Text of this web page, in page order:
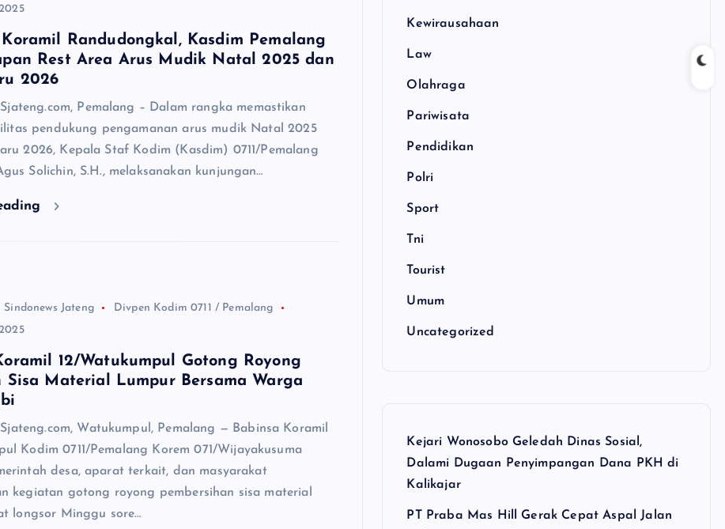
Randudongkal, Kasdim Pemalang
Rest Area Arus Mudik Natal 2025 dan
2026
Pemalang – Dalam rangka memastikan
pendukung pengamanan arus mudik Natal 2025
2026, Kepala Staf Kodim (Kasdim) 0711/Pemalang
Solichin, S.H., melaksanakan kunjungan…
Sindonews Jateng
Divpen Kodim 0711 / Pemalang
12/Watukumpul Gotong Royong
Sisa Material Lumpur Bersama Warga
Watukumpul, Pemalang — Babinsa Koramil
Kodim 0711/Pemalang Korem 071/Wijayakusuma
desa, aparat terkait, dan masyarakat
kegiatan gotong royong pembersihan sisa material
longsor Minggu sore…
Kewirausahaan
Law
Olahraga
Pariwisata
Pendidikan
Polri
Sport
Tni
Tourist
Umum
Uncategorized
Kejari Wonosobo Geledah Dinas Sosial,
Dalami Dugaan Penyimpangan Dana PKH di
Kalikajar
PT Praba Mas Hill Gerak Cepat Aspal Jalan